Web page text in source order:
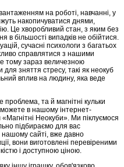
на роботі, навчанні, у
накопичуватися днями,
Це хворобливий стан, з яким без
в більшості випадків не обійтися.
сучасні психологи з багатьох
справлятися з нашими
тому зараз величезною
для зняття стресу, такі як неокуб
вплив на людину, яка веде
проблема, та й магнітні кульки
в нашому інтернет-
«Магнітні Неокуби». Ми піклуємося
підбираємо для вас
нашому сайті, вже давно
вони виготовлені перевіреними
і доступною ціною.